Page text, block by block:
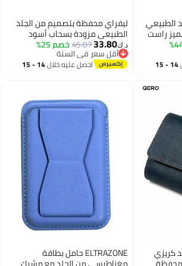
ليفراي محفظة بتصميم من الجلد
الطبيعي مزودة بسحاب أسود
د.ك‏33.80
45.07خصم 25%
أقل سعر في السنة
أقل سعر في السنة
احصل عليه خلال 14 - 15
ELTRAZONE حامل بطاقة